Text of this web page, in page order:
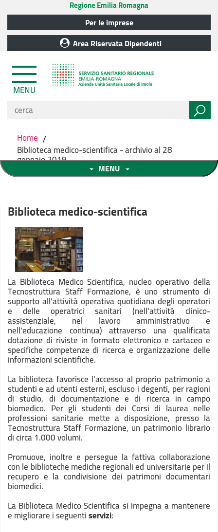
Regione Emilia Romagna
Per le imprese
Area Riservata Dipendenti
MENU
Home /
Biblioteca medico-scientifica - archivio al 28
gennaio 2019
MENU
Biblioteca medico-scientifica
La Biblioteca Medico Scientifica, nucleo operativo della
Tecnostruttura Staff Formazione, è uno strumento di
supporto all'attività operativa quotidiana degli operatori
e delle operatrici sanitari (nell'attività clinico-
assistenziale, nel lavoro amministrativo e
nell'educazione continua) attraverso una qualificata
dotazione di riviste in formato elettronico e cartaceo e
specifiche competenze di ricerca e organizzazione delle
informazioni scientifiche.
La biblioteca favorisce l'accesso al proprio patrimonio a
studenti e ad utenti esterni, escluso i degenti, per ragioni
di studio, di documentazione e di ricerca in campo
biomedico. Per gli studenti dei Corsi di laurea nelle
professioni sanitarie mette a disposizione, presso la
Tecnostruttura Staff Formazione, un patrimonio librario
di circa 1.000 volumi.
Promuove, inoltre e persegue la fattiva collaborazione
con le biblioteche mediche regionali ed universitarie per il
recupero e la condivisione dei patrimoni documentari
biomedici.
La Biblioteca Medico Scientifica si impegna a mantenere
e migliorare i seguentiservizi: